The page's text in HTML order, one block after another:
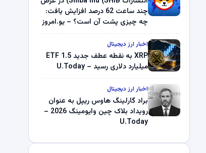
ثبت کرد – گزارش کریپتو صبح –
U.Today
چند ساعت 62 درصد افزایش یافت:
چه چیزی پشت آن است؟ – یو.امروز
اخبار ارز دیجیتال
XRP به نقطه عطف جدید ETF 1.5
میلیارد دلاری رسید – U.Today
اخبار ارز دیجیتال
براد گارلینگ هاوس ریپل به عنوان
رویداد بلاک چین وایومینگ 2026 –
U.Today